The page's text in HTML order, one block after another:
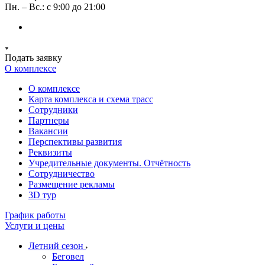
Пн. – Вс.: с 9:00 до 21:00
Подать заявку
О комплексе
О комплексе
Карта комплекса и схема трасс
Сотрудники
Партнеры
Вакансии
Перспективы развития
Реквизиты
Учредительные документы. Отчётность
Сотрудничество
Размещение рекламы
3D тур
График работы
Услуги и цены
Летний сезон
Беговел